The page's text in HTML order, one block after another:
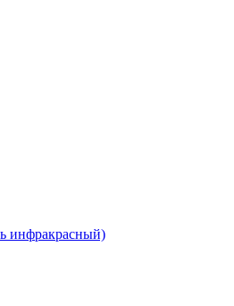
инфракрасный)